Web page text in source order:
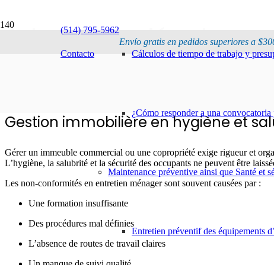
(514) 795-5962
Contacto
Envío gratis en pedidos superiores a
Cálculos de tiempo de trabajo y
¿Cómo responder a una
Maintenance préventive ainsi que Santé et
Entretien préventif des équipements
Administración de
Gestion immobilière en hygiène et
Gérer un immeuble commercial ou une copropriété exige rigueur et
L’hygiène, la salubrité et la sécurité des occupants ne peuvent être
Les non-conformités en entretien ménager sont souvent causées par :
Une formation insuffisante
Des procédures mal définies
L’absence de routes de travail claires